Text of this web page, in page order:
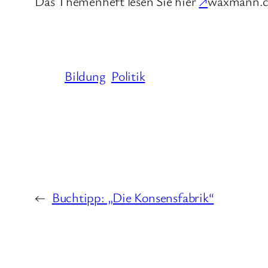
Bildung Politik
← Buchtipp: „Die Konsensfabrik“